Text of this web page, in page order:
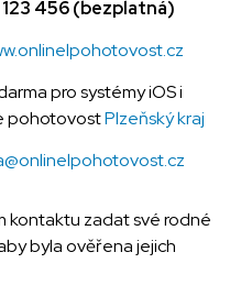
456 (bezplatná)
pro systémy iOS i
pohotovostPlzeňský kraj
kontaktu zadat své rodné
byla ověřena jejich